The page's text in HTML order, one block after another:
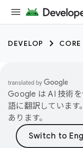
DEVELOP CORE
Google は AI 技術
語に翻訳していま
あります。